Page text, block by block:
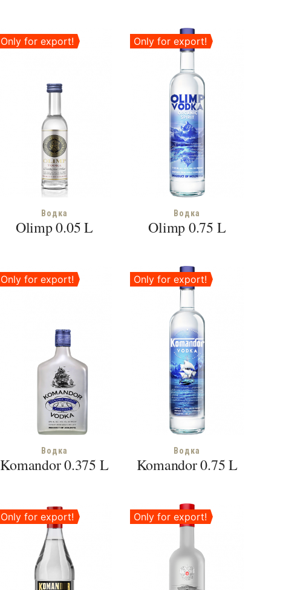
Only for export!
Водка
Olimp 0.05 L
Only for export!
Водка
Olimp 0.75 L
Only for export!
Водка
Komandor 0.375 L
Only for export!
Водка
Komandor 0.75 L
Only for export! Only for export!